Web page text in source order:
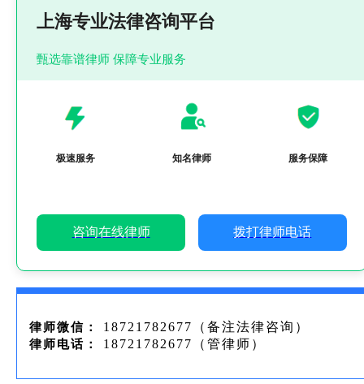
上海专业法律咨询平台
甄选靠谱律师 保障专业服务
极速服务 知名律师 服务保障
咨询在线律师 拨打律师电话
律师微信： 18721782677（备注法律咨询）
律师电话： 18721782677（管律师）